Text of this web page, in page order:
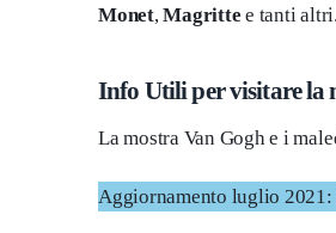
Monet,Magrittee tanti altri.
Info Utili per visitare la
La mostra Van Gogh e i
Aggiornamento luglio 2021: